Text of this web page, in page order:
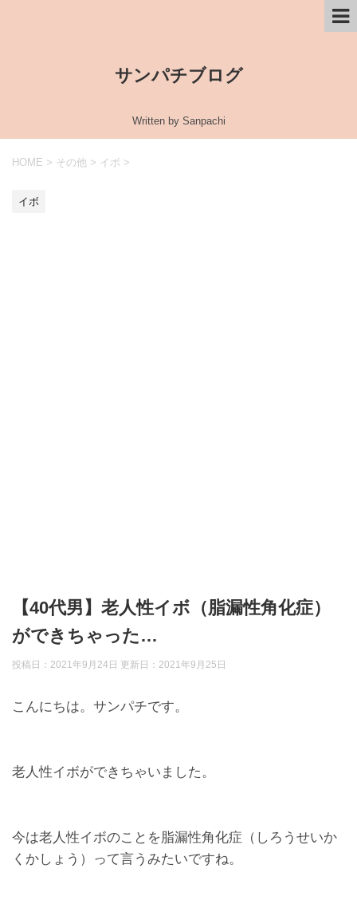
サンパチブログ
Written by Sanpachi
HOME > その他 > イボ >
イボ
【40代男】老人性イボ（脂漏性角化症）
ができちゃった…
投稿日：2021年9月24日 更新日： 2021年9月25日
こんにちは。サンパチです。
老人性イボができちゃいました。
今は老人性イボのことを脂漏性角化症（しろうせいか
くかしょう）って言うみたいですね。